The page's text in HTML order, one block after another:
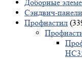
Доборные
Сэндвич-панели
Профнастил